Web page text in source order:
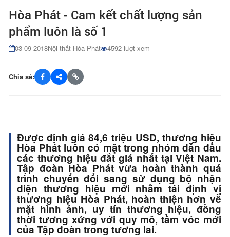
Hòa Phát - Cam kết chất lượng sản
phẩm luôn là số 1
03-09-2018Nội thất Hòa Phát 4592 lượt xem
Chia sẻ:
Được định giá 84,6 triệu USD, thương hiệu
Hòa Phát luôn có mặt trong nhóm dẫn đầu
các thương hiệu đắt giá nhất tại Việt Nam.
Tập đoàn Hòa Phát vừa hoàn thành quá
trình chuyển đổi sang sử dụng bộ nhận
diện thương hiệu mới nhằm tái định vị
thương hiệu Hòa Phát, hoàn thiện hơn về
mặt hình ảnh, uy tín thương hiệu, đồng
thời tương xứng với quy mô, tầm vóc mới
của Tập đoàn trong tương lai.